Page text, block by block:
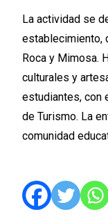
La actividad se
establecimiento,
Roca y Mimosa.
culturales y
estudiantes, con
de Turismo. La
comunidad